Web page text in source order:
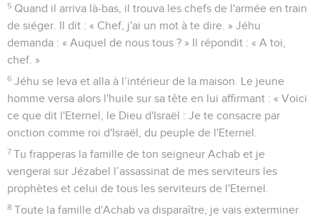
5 Quand il arriva là-bas, il trouva les chefs de l'armée en train
de siéger. Il dit : « Chef, j'ai un mot à te dire. » Jéhu
demanda : « Auquel de nous tous ? » Il répondit : « A toi,
chef. »
6 Jéhu se leva et alla à l’intérieur de la maison. Le jeune
homme versa alors l'huile sur sa tête en lui affirmant : « Voici
ce que dit l'Eternel, le Dieu d'Israël : Je te consacre par
onction comme roi d'Israël, du peuple de l'Eternel.
7 Tu frapperas la famille de ton seigneur Achab et je
vengerai sur Jézabel l’assassinat de mes serviteurs les
prophètes et celui de tous les serviteurs de l'Eternel.
8 Toute la famille d'Achab va disparaître, je vais exterminer